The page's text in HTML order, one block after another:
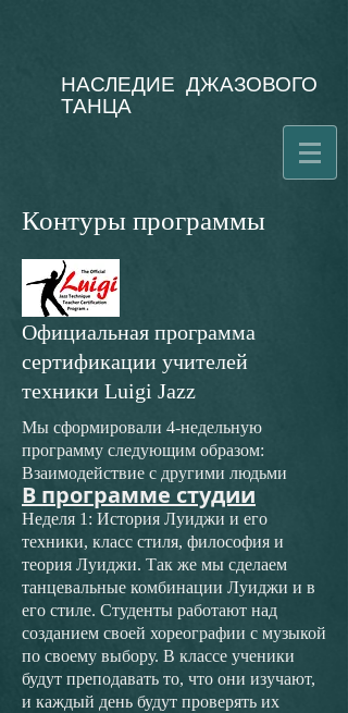
НАСЛЕДИЕ ДЖАЗОВОГО
ТАНЦА
Контуры программы
Официальная программа
сертификации учителей
техники Luigi Jazz
Мы сформировали 4-недельную
программу следующим образом:
Взаимодействие с другими людьми
В программе студии
Неделя 1: История Луиджи и его
техники, класс стиля, философия и
теория Луиджи. Так же мы сделаем
танцевальные комбинации Луиджи и в
его стиле. Студенты работают над
созданием своей хореографии с музыкой
по своему выбору. В классе ученики
будут преподавать то, что они изучают,
и каждый день будут проверять их